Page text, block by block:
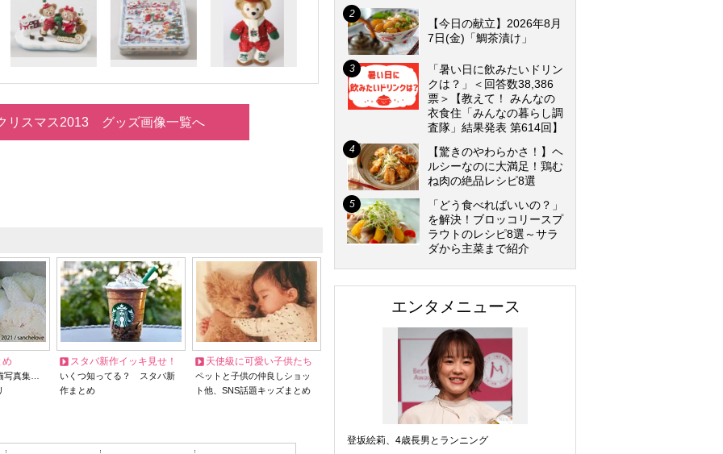
リスマス2013 グッズ画像一覧へ
め
写真集…
スタバ新作イッキ見せ！
いくつ知ってる？ スタバ新
作まとめ
天使級に可愛い子供たち
ペットと子供の仲良しショッ
ト他、SNS話題キッズまとめ
【今日の献立】2026年8月
7日(金)「鯛茶漬け」
「暑い日に飲みたいドリン
クは？」＜回答数38,386
票＞【教えて！ みんなの
衣食住「みんなの暮らし調
査隊」結果発表 第614回】
【驚きのやわらかさ！】ヘ
ルシーなのに大満足！鶏む
ね肉の絶品レシピ8選
「どう食べればいいの？」
を解決！ブロッコリースプ
ラウトのレシピ8選～サラ
ダから主菜まで紹介
エンタメニュース
登坂絵莉、4歳長男とランニング